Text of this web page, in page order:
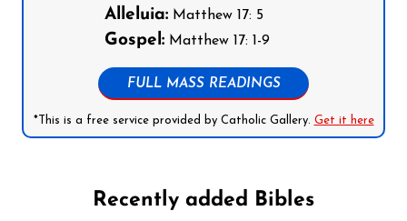
Alleluia:Matthew 17: 5
Gospel:Matthew 17: 1-9
FULL MASS READINGS
*This is a free service provided by Catholic Gallery. Get it here
Recently added Bibles